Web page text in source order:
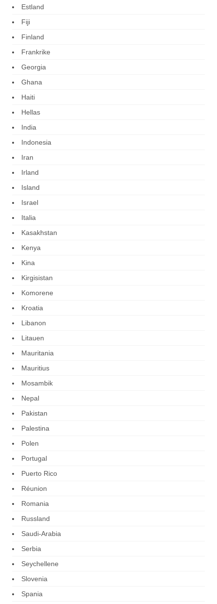
Estland
Fiji
Finland
Frankrike
Georgia
Ghana
Haiti
Hellas
India
Indonesia
Iran
Irland
Island
Israel
Italia
Kasakhstan
Kenya
Kina
Kirgisistan
Komorene
Kroatia
Libanon
Litauen
Mauritania
Mauritius
Mosambik
Nepal
Pakistan
Palestina
Polen
Portugal
Puerto Rico
Réunion
Romania
Russland
Saudi-Arabia
Serbia
Seychellene
Slovenia
Spania